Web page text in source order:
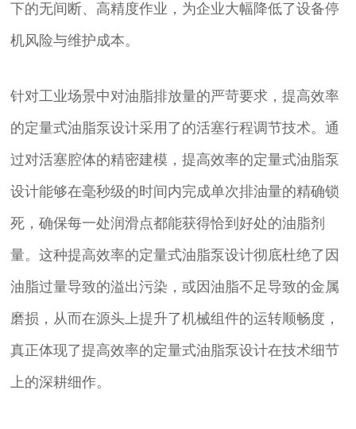
下的无间断、高精度作业，为企业大幅降低了设备停
机风险与维护成本。
针对工业场景中对油脂排放量的严苛要求，提高效率
的定量式油脂泵设计采用了的活塞行程调节技术。通
过对活塞腔体的精密建模，提高效率的定量式油脂泵
设计能够在毫秒级的时间内完成单次排油量的精确锁
死，确保每一处润滑点都能获得恰到好处的油脂剂
量。这种提高效率的定量式油脂泵设计彻底杜绝了因
油脂过量导致的溢出污染，或因油脂不足导致的金属
磨损，从而在源头上提升了机械组件的运转顺畅度，
真正体现了提高效率的定量式油脂泵设计在技术细节
上的深耕细作。